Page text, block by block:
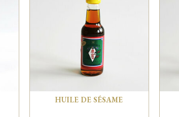
HUILE DE SÉSAME